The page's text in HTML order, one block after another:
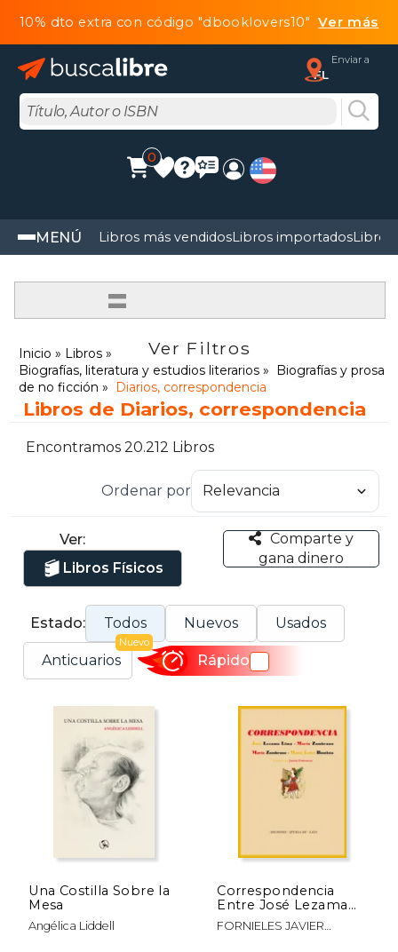
10% dto extra con código "dbooklovers10"Ver más
Enviar a
FL
0
MENÚ Libros más vendidosLibros importadosLibros
=
Ver Filtros
Inicio
Libros
Biografías, literatura y estudios literarios
Biografías y prosa
de no ficción
Diarios, correspondencia
Libros de Diarios, correspondencia
Encontramos 20.212 Libros
Ordenar por
Ver:
Libros Físicos
Comparte y
gana dinero
Estado: Todos Nuevos Usados
Anticuarios
Nuevo
Rápido
Una Costilla Sobre la
Mesa
Angélica Liddell
Correspondencia
Entre José Lezama
Lima y María
Zambrano y Entre
FORNIELES JAVIER